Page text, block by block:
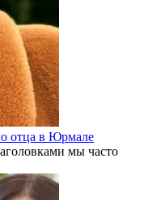
отца в Юрмале
мы часто